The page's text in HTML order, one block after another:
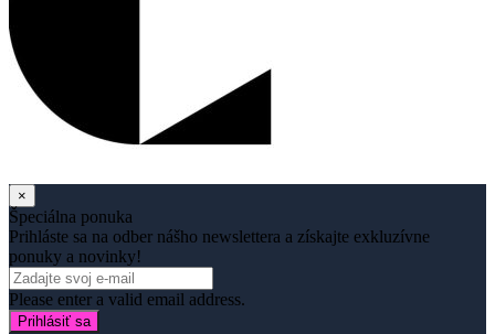
×
Špeciálna ponuka
Prihláste sa na odber nášho newslettera a získajte exkluzívne
ponuky a novinky!
Please enter a valid email address.
Prihlásiť sa